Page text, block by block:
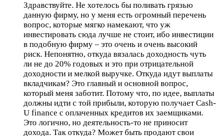
Здравствуйте. Не хотелось бы поливать грязью
данную фирму, но у меня есть огромный перечень
вопрос, которые мягко намекают, что уж
инвестировать сюда лучше не стоит, ибо инвестиции
в подобную фирму – это очень и очень высокий
риск. Непонятно, откуда вязалась доходность чуть
ли не до 20% годовых и это при отрицательной
доходности и мелкой выручке. Откуда идут выплаты
вкладчикам? Это главный и основной вопрос,
который меня заботит. Потому что, по идее, выплаты
должны идти с той прибыли, которую получает Cash-
U finance с оплаченных кредитов их заемщиками.
Это логично, но деятельность-то не приносит
дохода. Так откуда? Может быть продают свои